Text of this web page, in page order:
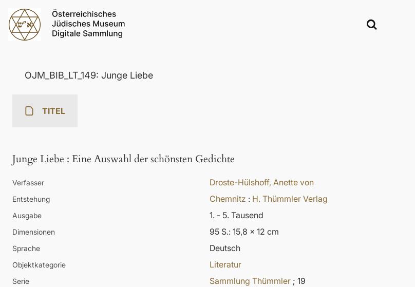
OJM_BIB_LT_149: Junge Liebe
TITEL
Junge Liebe : Eine Auswahl der schönsten Gedichte
Verfasser Droste-Hülshoff, Anette von
Entstehung Chemnitz : H. Thümmler Verlag
Ausgabe 1. - 5. Tausend
Dimensionen 95 S.: 15,8 x 12 cm
Sprache Deutsch
Objektkategorie Literatur
Serie Sammlung Thümmler ; 19